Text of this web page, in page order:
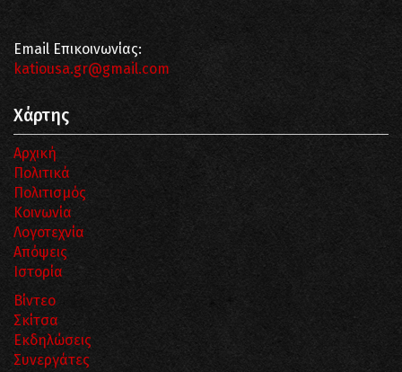
Email Επικοινωνίας:
katiousa.gr@gmail.com
Χάρτης
Αρχική
Πολιτικά
Πολιτισμός
Κοινωνία
Λογοτεχνία
Απόψεις
Ιστορία
Βίντεο
Σκίτσα
Εκδηλώσεις
Συνεργάτες